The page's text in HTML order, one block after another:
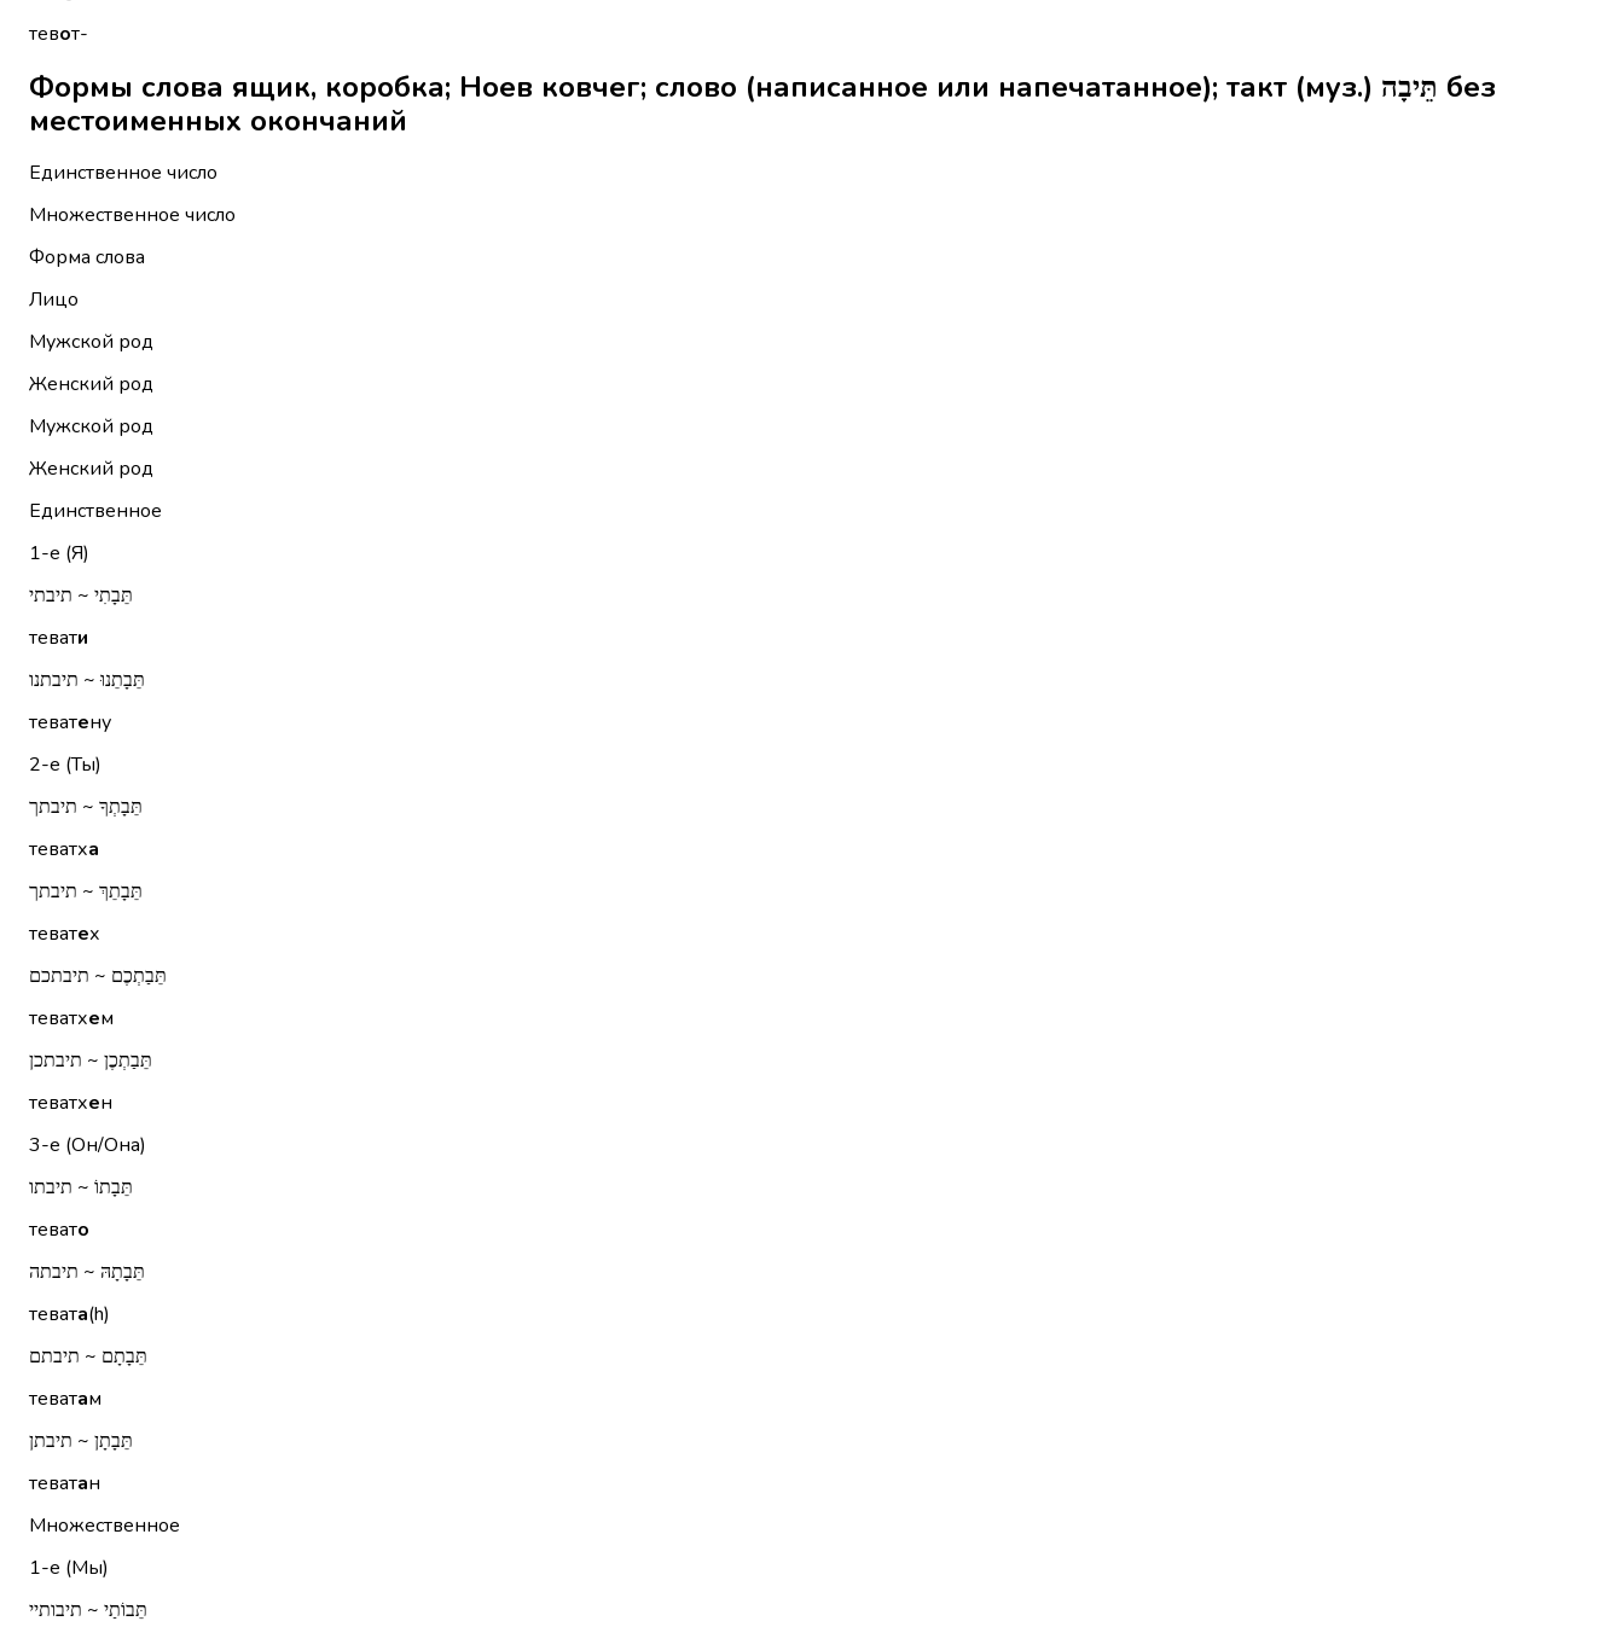
тевот-
Формы слова ящик, коробка; Ноев ковчег; слово (написанное или напечатанное); такт (муз.) תֵּיבָה без
местоименных окончаний
Единственное число
Множественное число
Форма слова
Лицо
Мужской род
Женский род
Мужской род
Женский род
Единственное
1-е (Я)
תֵּבָתִי ~ תיבתי
тевати
תֵּבָתֵנוּ ~ תיבתנו
теватену
2-е (Ты)
תֵּבָתְךָ ~ תיבתך
теватха
תֵּבָתֵךְ ~ תיבתך
теватех
תֵּבַתְכֶם ~ תיבתכם
теватхем
תֵּבַתְכֶן ~ תיבתכן
теватхен
3-е (Он/Она)
תֵּבָתוֹ ~ תיבתו
тевато
תֵּבָתָהּ ~ תיבתה
тевата(h)
תֵּבָתָם ~ תיבתם
теватам
תֵּבָתָן ~ תיבתן
теватан
Множественное
1-е (Мы)
תֵּבוֹתַי ~ תיבותיי